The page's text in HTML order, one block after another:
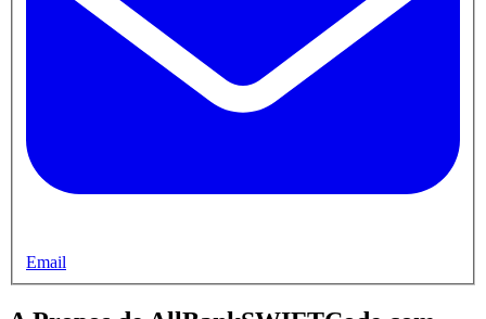
Email